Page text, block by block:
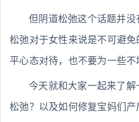
但阴道松弛这个话题并
松弛对于女性来说是不可避
平心态对待，也不要为一些不
今天就和大家一起来了
松弛？以及如何修复宝妈们